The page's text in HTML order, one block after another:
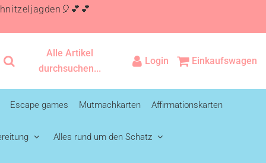
Alle Artikel
durchsuchen...
Login Einkaufswagen
Escape games Mutmachkarten Affirmationskarten
Alles rund um den Schatz